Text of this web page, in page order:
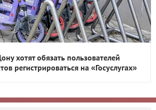
хотят обязать пользователей
регистрироваться на «Госуслугах»